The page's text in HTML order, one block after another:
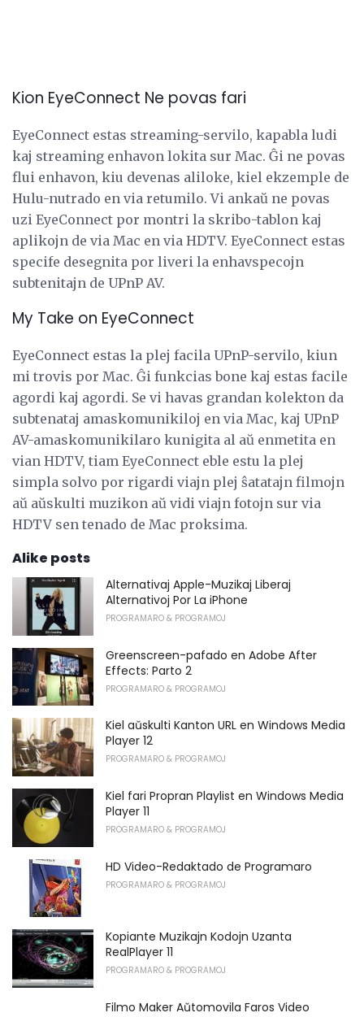
Kion EyeConnect Ne povas fari
EyeConnect estas streaming-servilo, kapabla ludi
kaj streaming enhavon lokita sur Mac. Ĝi ne povas
flui enhavon, kiu devenas aliloke, kiel ekzemple de
Hulu-nutrado en via retumilo. Vi ankaŭ ne povas
uzi EyeConnect por montri la skribo-tablon kaj
aplikojn de via Mac en via HDTV. EyeConnect estas
specife desegnita por liveri la enhavspecojn
subtenitajn de UPnP AV.
My Take on EyeConnect
EyeConnect estas la plej facila UPnP-servilo, kiun
mi trovis por Mac. Ĝi funkcias bone kaj estas facile
agordi kaj agordi. Se vi havas grandan kolekton da
subtenataj amaskomunikiloj en via Mac, kaj UPnP
AV-amaskomunikilaro kunigita al aŭ enmetita en
vian HDTV, tiam EyeConnect eble estu la plej
simpla solvo por rigardi viajn plej ŝatatajn filmojn
aŭ aŭskulti muzikon aŭ vidi viajn fotojn sur via
HDTV sen tenado de Mac proksima.
Alike posts
Alternativaj Apple-Muzikaj Liberaj
Alternativoj Por La iPhone
PROGRAMARO & PROGRAMOJ
Greenscreen-pafado en Adobe After
Effects: Parto 2
PROGRAMARO & PROGRAMOJ
Kiel aŭskulti Kanton URL en Windows Media
Player 12
PROGRAMARO & PROGRAMOJ
Kiel fari Propran Playlist en Windows Media
Player 11
PROGRAMARO & PROGRAMOJ
HD Video-Redaktado de Programaro
PROGRAMARO & PROGRAMOJ
Kopiante Muzikajn Kodojn Uzanta
RealPlayer 11
PROGRAMARO & PROGRAMOJ
Filmo Maker Aŭtomovila Faros Video